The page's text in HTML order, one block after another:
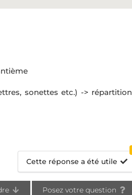
sonettes etc.) -> répartition
Cette réponse a été utile
Posez votre question